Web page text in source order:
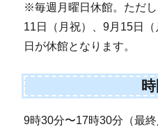
※毎週月曜日休館。ただ
11日（月祝）、9月15日
日が休館となります。
9時30分〜17時30分（最終